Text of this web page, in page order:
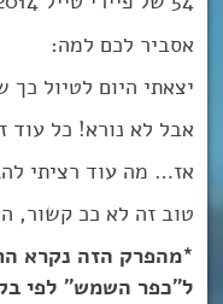
אסביר לכם למה:
יצאתי היום לטיול
אבל לא נורא! כל עוד
אז… מה עוד רציתי
טוב זה לא ככ קשור,
*מהפרק הזה נקרא
ל”כפר השמש” לפי